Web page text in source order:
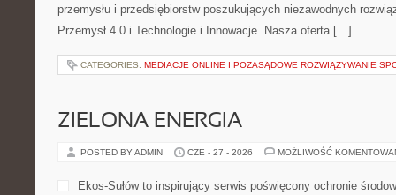
przemysłu i przedsiębiorstw poszukujących niezawodnych
Przemysł 4.0 i Technologie i Innowacje. Nasza oferta […]
CATEGORIES: MEDIACJE ONLINE I POZASĄDOWE ROZWIĄZYWANIE
ZIELONA ENERGIA
POSTED BY ADMIN CZE - 27 - 2026 MOŻLIWOŚĆ
Ekos-Sułów to inspirujący serwis poświęcony ochronie